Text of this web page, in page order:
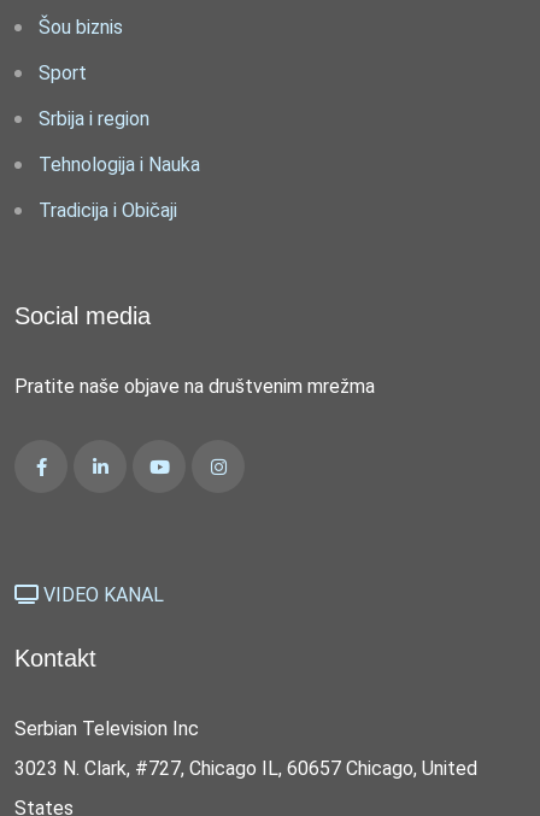
Šou biznis
Sport
Srbija i region
Tehnologija i Nauka
Tradicija i Običaji
Social media
Pratite naše objave na društvenim mrežma
VIDEO KANAL
Kontakt
Serbian Television Inc
3023 N. Clark, #727, Chicago IL, 60657 Chicago, United
States